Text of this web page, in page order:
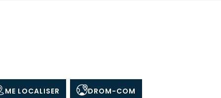
ME LOCALISER DROM-COM